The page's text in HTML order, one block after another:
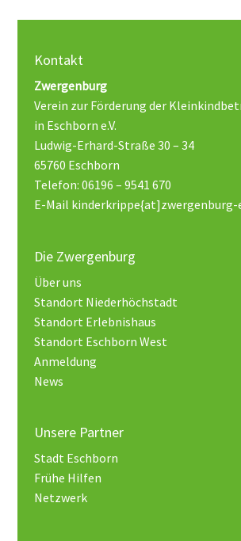
Kontakt
Zwergenburg
Verein zur Förderung der
in Eschborn e.V.
Ludwig-Erhard-Straße 30 – 34
65760 Eschborn
Telefon: 06196 – 9541 670
E-Mail kinderkrippe{at]zwergenburg-
Die Zwergenburg
Über uns
Standort Niederhöchstadt
Standort Erlebnishaus
Standort Eschborn West
Anmeldung
News
Unsere Partner
Stadt Eschborn
Frühe Hilfen
Netzwerk